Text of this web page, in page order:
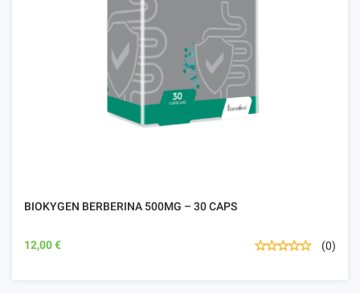
BIOKYGEN BERBERINA 500MG – 30 CAPS
12,00 € (0)